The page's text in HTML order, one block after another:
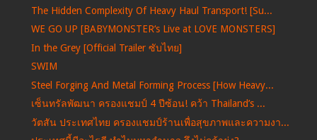
The Hidden Complexity Of Heavy Haul Transport! [Su...
WE GO UP [BABYMONSTER‘s Live at LOVE MONSTERS]
In the Grey [Official Trailer ซับไทย]
SWIM
Steel Forging And Metal Forming Process [How Heavy...
เซ็นทรัลพัฒนา ครองแชมป์ 4 ปีซ้อน! คว้า Thailand’s ...
วัตสัน ประเทศไทย ครองแชมป์ร้านเพื่อสุขภาพและความงา...